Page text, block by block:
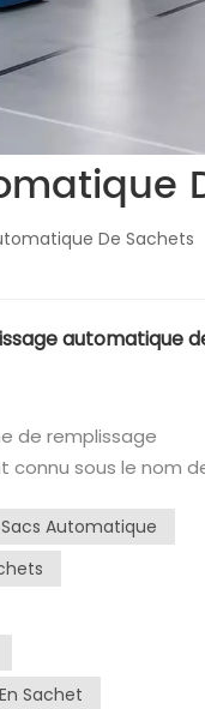
De Sachets
automatique
de remplissage
sous le nom
est
Voici un
précision :Entretien
l'extérieur de la
ni
assurer qu'elles
Automatique
Sachet